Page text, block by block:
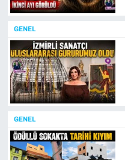
GENEL
GENEL